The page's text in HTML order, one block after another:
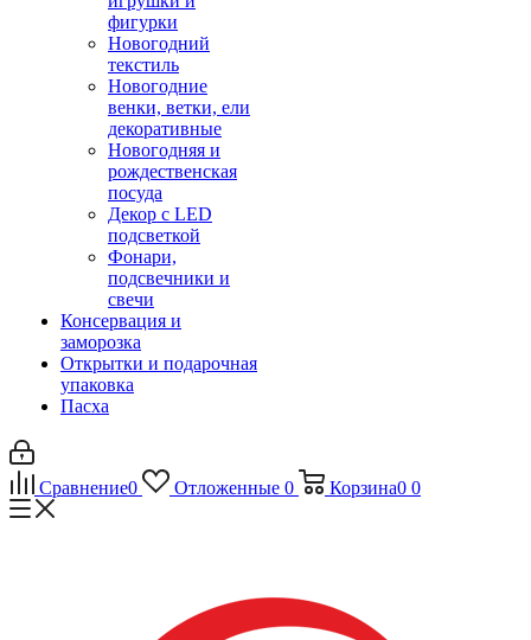
фигурки
Новогодний
текстиль
Новогодние
венки, ветки, ели
декоративные
Новогодняя и
рождественская
посуда
Декор с LED
подсветкой
Фонари,
подсвечники и
свечи
Консервация и
заморозка
Открытки и подарочная
упаковка
Пасха
Сравнение0 Отложенные 0 Корзина0 0